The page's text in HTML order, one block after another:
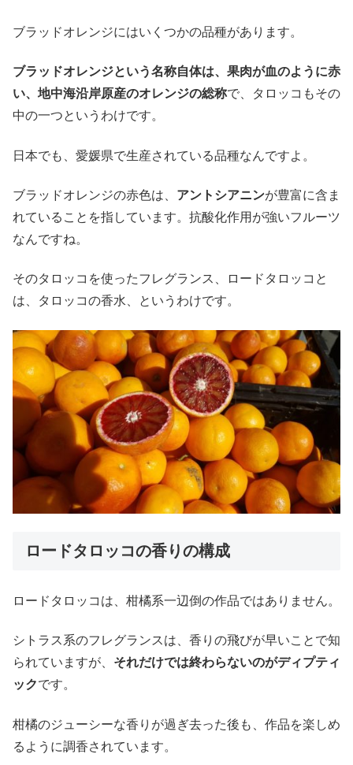
ブラッドオレンジにはいくつかの品種があります。
ブラッドオレンジという名称自体は、果肉が血のように赤
い、地中海沿岸原産のオレンジの総称で、タロッコもその
中の一つというわけです。
日本でも、愛媛県で生産されている品種なんですよ。
ブラッドオレンジの赤色は、 アントシアニンが豊富に含ま
れていることを指しています。抗酸化作用が強いフルーツ
なんですね。
そのタロッコを使ったフレグランス、ロードタロッコと
は、タロッコの香水、というわけです。
ロードタロッコの香りの構成
ロードタロッコは、柑橘系一辺倒の作品ではありません。
シトラス系のフレグランスは、香りの飛びが早いことで知
られていますが、 それだけでは終わらないのがディプティ
ックです。
柑橘のジューシーな香りが過ぎ去った後も、作品を楽しめ
るように調香されています。